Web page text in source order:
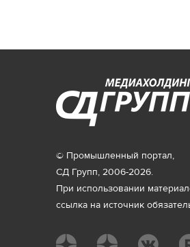
© Промышленный портал,
СД Групп, 2006-2026.
При использовании
ссылка на источник